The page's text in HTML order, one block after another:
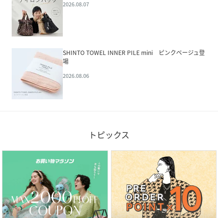
2026.08.07
SHINTO TOWEL INNER PILE mini ピンクベージュ登
場
2026.08.06
トピックス